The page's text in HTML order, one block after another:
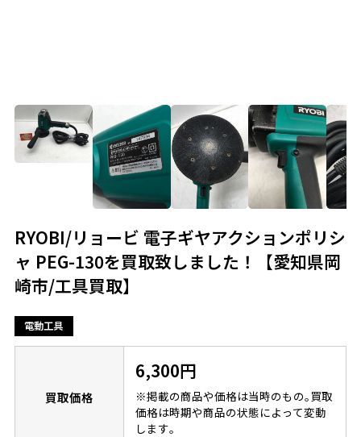
RYOBI/リョービ 電子ギヤアクションポリシ
ャ PEG-130を買取致しました！【愛知県岡
崎市/工具買取】
電動工具
買取価格
6,300円
※掲載の商品や価格は当時のもの｡買取
価格は時期や商品の状態によって変動
します｡